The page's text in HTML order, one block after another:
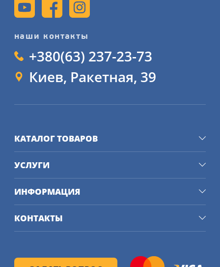
наши контакты
+380(63) 237-23-73
Киев, Ракетная, 39
КАТАЛОГ ТОВАРОВ
УСЛУГИ
ИНФОРМАЦИЯ
КОНТАКТЫ